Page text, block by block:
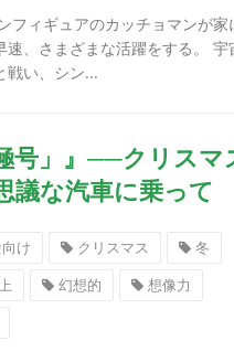
フィギュアのカッチョマンが家
速、さまざまな活躍をする。
戦い、シン...
号」』──クリスマ
議な汽車に乗って
け クリスマス
冬
幻想的
想像力